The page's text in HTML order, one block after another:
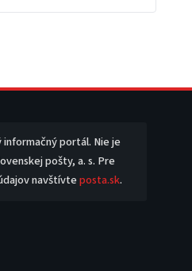
informačný portál. Nie je
pošty, a. s. Pre
navštívteposta.sk.